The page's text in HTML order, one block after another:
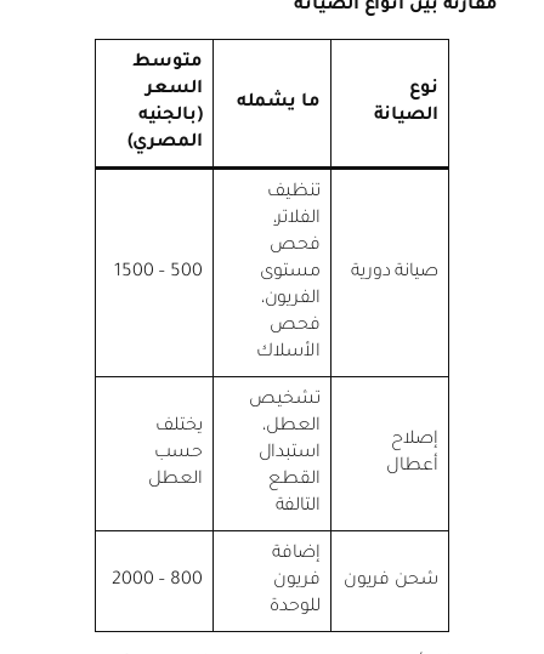
مقارنة بين أنواع الصيانة
نوع
الصيانة
ما يشمله
متوسط
السعر
(بالجنيه
المصري)
صيانة دورية
تنظيف
الفلاتر،
فحص
مستوى
الفريون،
فحص
الأسلاك
500 – 1500
إصلاح
أعطال
تشخيص
العطل،
استبدال
القطع
التالفة
يختلف
حسب
العطل
شحن فريون
إضافة
فريون
للوحدة
800 – 2000